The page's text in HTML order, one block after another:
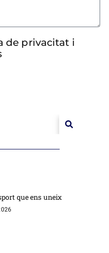
de privacitat i
que ens uneix